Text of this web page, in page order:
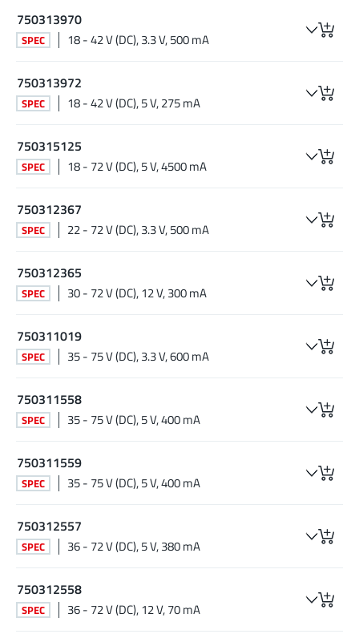
750313970
SPEC 18 - 42 V (DC), 3.3 V, 500 mA
750313972
SPEC 18 - 42 V (DC), 5 V, 275 mA
750315125
SPEC 18 - 72 V (DC), 5 V, 4500 mA
750312367
SPEC 22 - 72 V (DC), 3.3 V, 500 mA
750312365
SPEC 30 - 72 V (DC), 12 V, 300 mA
750311019
SPEC 35 - 75 V (DC), 3.3 V, 600 mA
750311558
SPEC 35 - 75 V (DC), 5 V, 400 mA
750311559
SPEC 35 - 75 V (DC), 5 V, 400 mA
750312557
SPEC 36 - 72 V (DC), 5 V, 380 mA
750312558
SPEC 36 - 72 V (DC), 12 V, 70 mA